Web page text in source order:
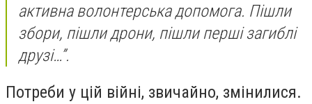
активна волонтерська допомога. Пішли
збори, пішли дрони, пішли перші загиблі
друзі…”.
Потреби у цій війні, звичайно, змінилися.